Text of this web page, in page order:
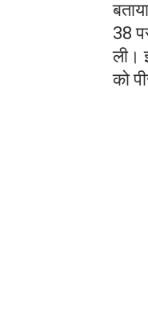
38
ली।
को